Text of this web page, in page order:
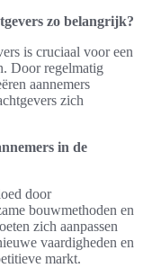
zo belangrijk?
is cruciaal voor een
Door regelmatig
aannemers
zich
in de
door
bouwmethoden en
zich aanpassen
vaardigheden en
markt.